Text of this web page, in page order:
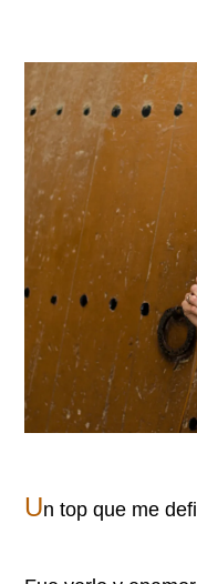
Un top que me